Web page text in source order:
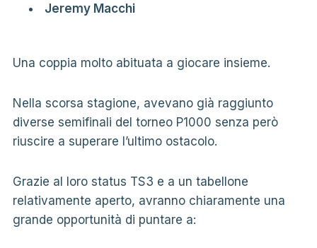
Jeremy Macchi
Una coppia molto abituata a giocare insieme.
Nella scorsa stagione, avevano già raggiunto
diverse semifinali del torneo P1000 senza però
riuscire a superare l’ultimo ostacolo.
Grazie al loro status TS3 e a un tabellone
relativamente aperto, avranno chiaramente una
grande opportunità di puntare a: